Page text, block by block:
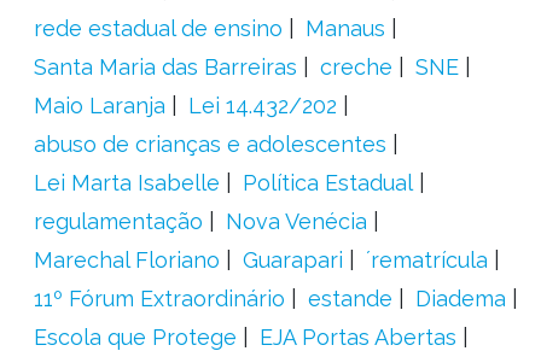
rede estadual de ensino
Manaus
Santa Maria das Barreiras
creche
SNE
Maio Laranja
Lei 14.432/202
abuso de crianças e adolescentes
Lei Marta Isabelle
Política Estadual
regulamentação
Nova Venécia
Marechal Floriano
Guarapari
´rematrícula
11º Fórum Extraordinário
estande
Diadema
Escola que Protege
EJA Portas Abertas